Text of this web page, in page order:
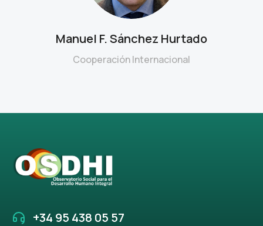
Manuel F. Sánchez Hurtado
Cooperación Internacional
+34 95 438 05 57